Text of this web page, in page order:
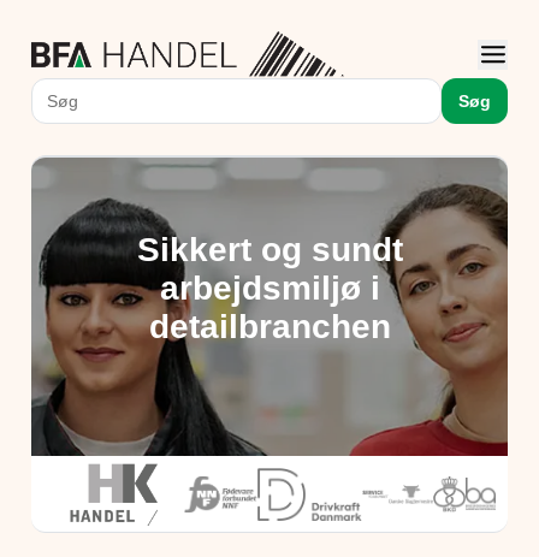
Søg
Sikkert og sundt
arbejdsmiljø i
detailbranchen